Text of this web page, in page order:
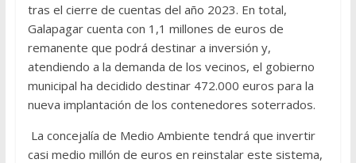
tras el cierre de cuentas del año 2023. En total,
Galapagar cuenta con 1,1 millones de euros de
remanente que podrá destinar a inversión y,
atendiendo a la demanda de los vecinos, el gobierno
municipal ha decidido destinar 472.000 euros para la
nueva implantación de los contenedores soterrados.
La concejalía de Medio Ambiente tendrá que invertir
casi medio millón de euros en reinstalar este sistema,